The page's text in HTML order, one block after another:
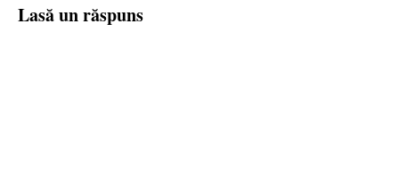
Lasă un răspuns